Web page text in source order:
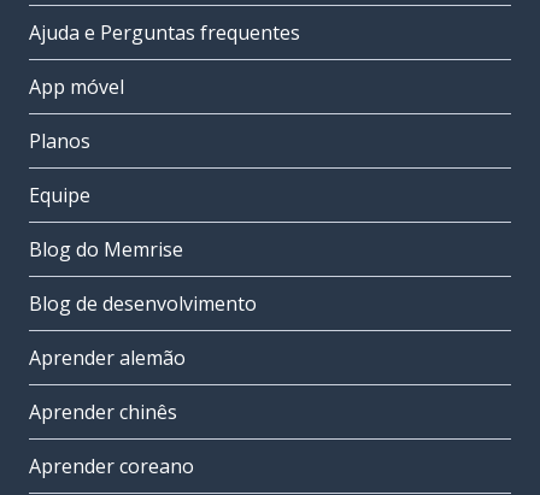
Ajuda e Perguntas frequentes
App móvel
Planos
Equipe
Blog do Memrise
Blog de desenvolvimento
Aprender alemão
Aprender chinês
Aprender coreano